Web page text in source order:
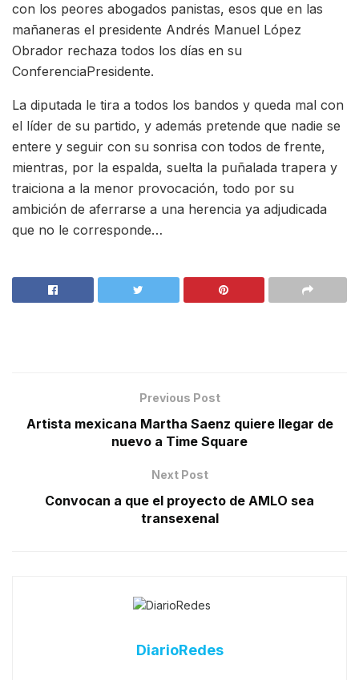
con los peores abogados panistas, esos que en las
mañaneras el presidente Andrés Manuel López
Obrador rechaza todos los días en su
ConferenciaPresidente.
La diputada le tira a todos los bandos y queda mal con
el líder de su partido, y además pretende que nadie se
entere y seguir con su sonrisa con todos de frente,
mientras, por la espalda, suelta la puñalada trapera y
traiciona a la menor provocación, todo por su
ambición de aferrarse a una herencia ya adjudicada
que no le corresponde…
Previous Post
Artista mexicana Martha Saenz quiere llegar de
nuevo a Time Square
Next Post
Convocan a que el proyecto de AMLO sea
transexenal
DiarioRedes